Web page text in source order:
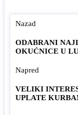
Nazad
ODABRANI
OKUĆNICE U
Napred
VELIKI
UPLATE